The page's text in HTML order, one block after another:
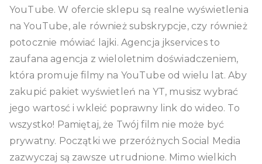
YouTube. W ofercie sklepu są realne wyświetlenia
na YouTube, ale również subskrypcje, czy również
potocznie mówiać lajki. Agencja jkservices to
zaufana agencja z wieloletnim doświadczeniem,
która promuje filmy na YouTube od wielu lat. Aby
zakupić pakiet wyświetleń na YT, musisz wybrać
jego wartosć i wkleić poprawny link do wideo. To
wszystko! Pamiętaj, że Twój film nie może być
prywatny. Początki we przeróżnych Social Media
zazwyczaj są zawsze utrudnione. Mimo wielkich